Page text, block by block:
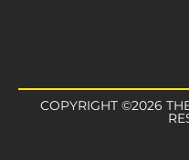
COPYRIGHT ©2026